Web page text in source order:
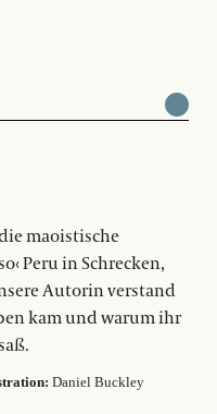
maoistische
Peru in Schrecken,
Autorin verstand
kam und warum ihr
Daniel Buckley